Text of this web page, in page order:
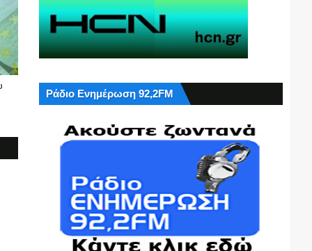
Ράδιο Ενημέρωση 92,2FM